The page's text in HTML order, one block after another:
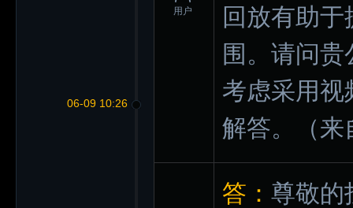
06-09 10:26
用户
回放有助
围。请问
考虑采用视
解答。
（
答： 尊敬的